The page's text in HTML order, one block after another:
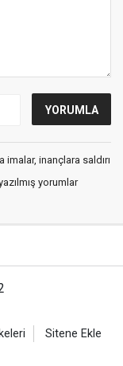
inançlara saldırı
yorumlar
Sitene Ekle